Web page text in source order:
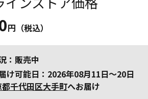
円（税込）
：販売中
け可能日：2026年08月11日～20日
千代田区大手町へお届け